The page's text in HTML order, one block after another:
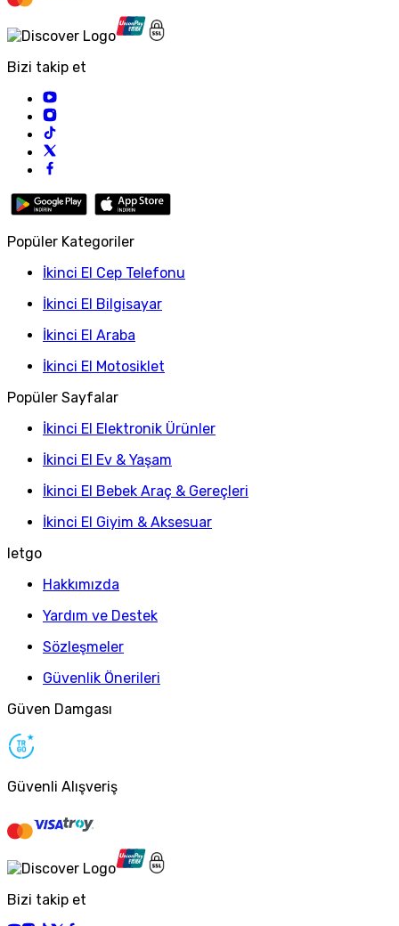
Bizi takip et
Popüler Kategoriler
İkinci El Cep Telefonu
İkinci El Bilgisayar
İkinci El Araba
İkinci El Motosiklet
Popüler Sayfalar
İkinci El Elektronik Ürünler
İkinci El Ev & Yaşam
İkinci El Bebek Araç & Gereçleri
İkinci El Giyim & Aksesuar
letgo
Hakkımızda
Yardım ve Destek
Sözleşmeler
Güvenlik Önerileri
Güven Damgası
Güvenli Alışveriş
Bizi takip et